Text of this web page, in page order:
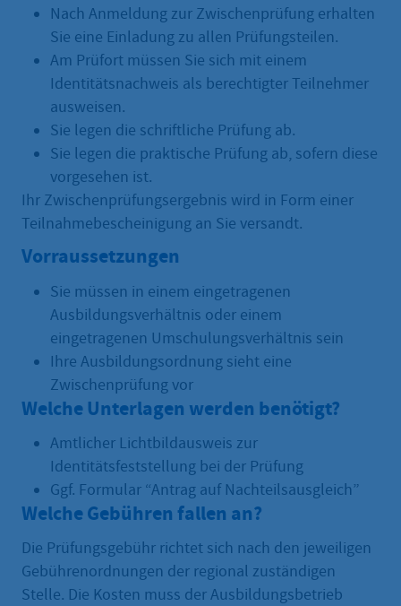
Nach Anmeldung zur Zwischenprüfung erhalten
Sie eine Einladung zu allen Prüfungsteilen.
Am Prüfort müssen Sie sich mit einem
Identitätsnachweis als berechtigter Teilnehmer
ausweisen.
Sie legen die schriftliche Prüfung ab.
Sie legen die praktische Prüfung ab, sofern diese
vorgesehen ist.
Ihr Zwischenprüfungsergebnis wird in Form einer
Teilnahmebescheinigung an Sie versandt.
Vorraussetzungen
Sie müssen in einem eingetragenen
Ausbildungsverhältnis oder einem
eingetragenen Umschulungsverhältnis sein
Ihre Ausbildungsordnung sieht eine
Zwischenprüfung vor
Welche Unterlagen werden benötigt?
Amtlicher Lichtbildausweis zur
Identitätsfeststellung bei der Prüfung
Ggf. Formular “Antrag auf Nachteilsausgleich”
Welche Gebühren fallen an?
Die Prüfungsgebühr richtet sich nach den jeweiligen
Gebührenordnungen der regional zuständigen
Stelle. Die Kosten muss der Ausbildungsbetrieb